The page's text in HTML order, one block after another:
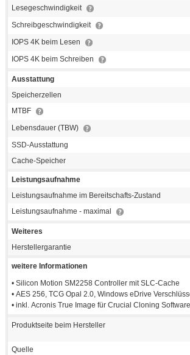
Lesegeschwindigkeit
Schreibgeschwindigkeit
IOPS 4K beim Lesen
IOPS 4K beim Schreiben
Ausstattung
Speicherzellen
MTBF
Lebensdauer (TBW)
SSD-Ausstattung
Cache-Speicher
Leistungsaufnahme
Leistungsaufnahme im Bereitschafts-Zustand
Leistungsaufnahme - maximal
Weiteres
Herstellergarantie
weitere Informationen
• Silicon Motion SM2258 Controller mit SLC-Cache
• AES 256, TCG Opal 2.0, Windows eDrive
• inkl. Acronis True Image für Crucial Cloning Software
Produktseite beim Hersteller
Quelle